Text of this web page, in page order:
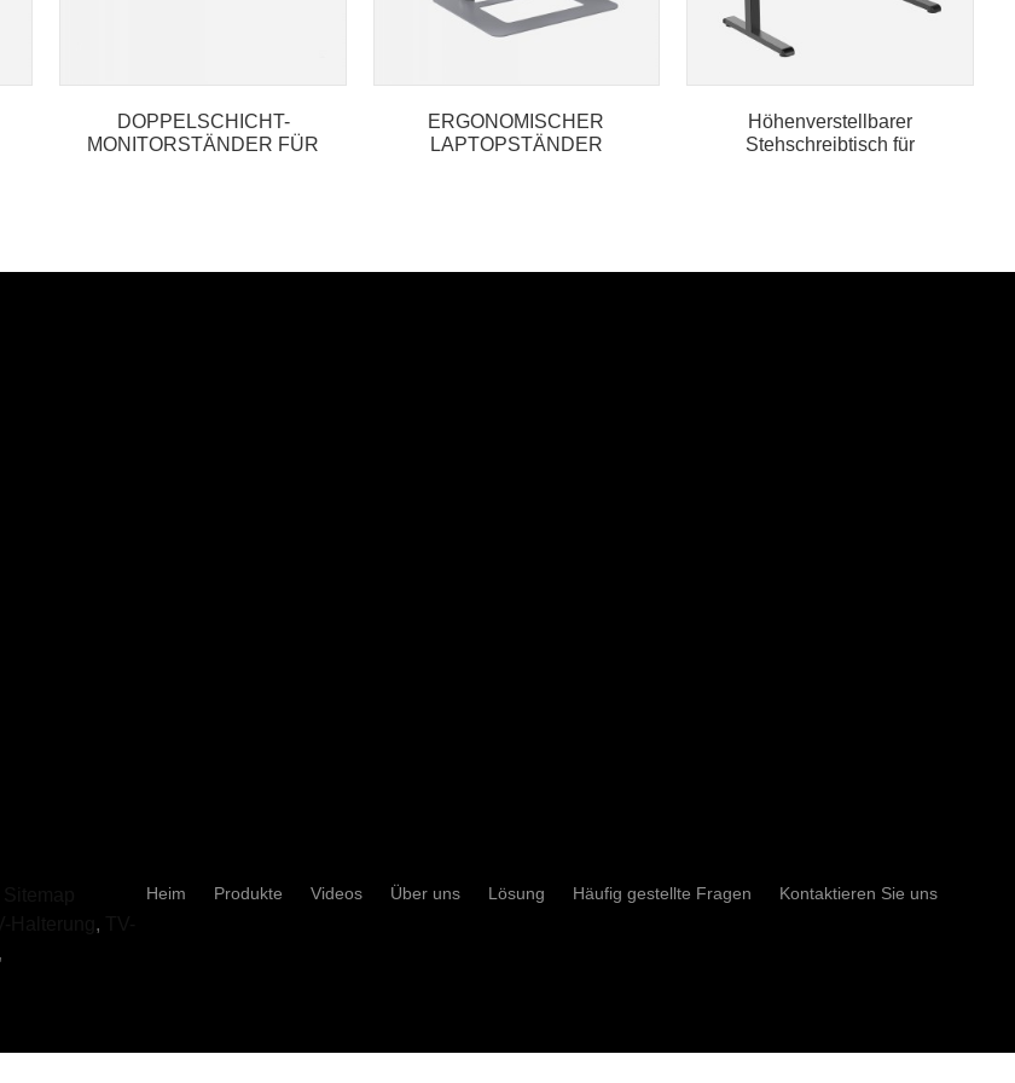
DOPPELSCHICHT-
MONITORSTÄNDER FÜR
ERGONOMISCHER
LAPTOPSTÄNDER
Höhenverstellbarer
Stehschreibtisch für
0574-27907971
,
,
Heim Produkte Videos Über uns Lösung Häufig gestellte Fragen Kontaktieren Sie uns